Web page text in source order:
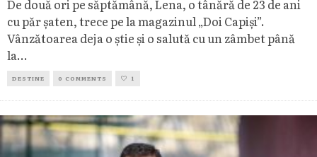
De două ori pe săptămână, Lena, o tânără de 23 de ani
cu păr șaten, trece pe la magazinul „Doi Capiși”.
Vânzătoarea deja o știe și o salută cu un zâmbet până
la...
DESTINE 0 COMMENTS 1